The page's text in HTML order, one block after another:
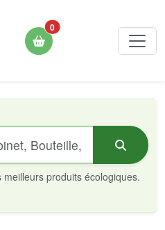
0
produits écologiques.